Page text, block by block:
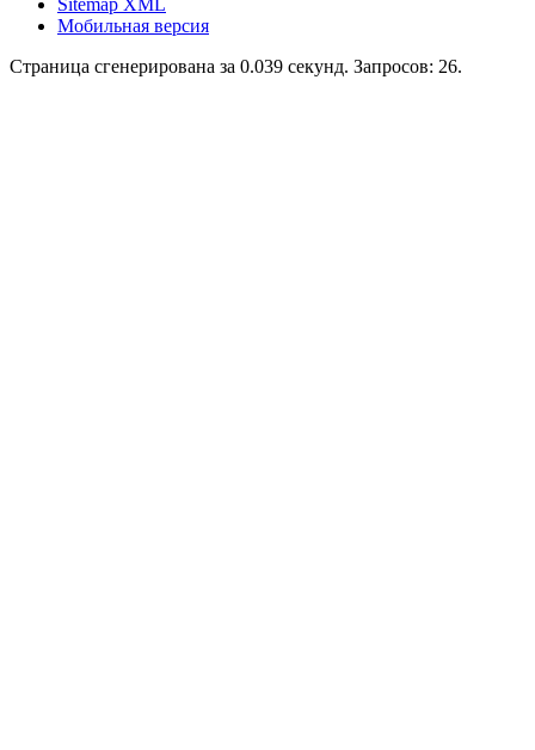
Мобильная версия
Страница сгенерирована за 0.039 секунд. Запросов: 26.